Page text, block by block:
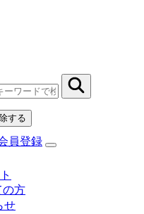
する
員登録
の方
せ